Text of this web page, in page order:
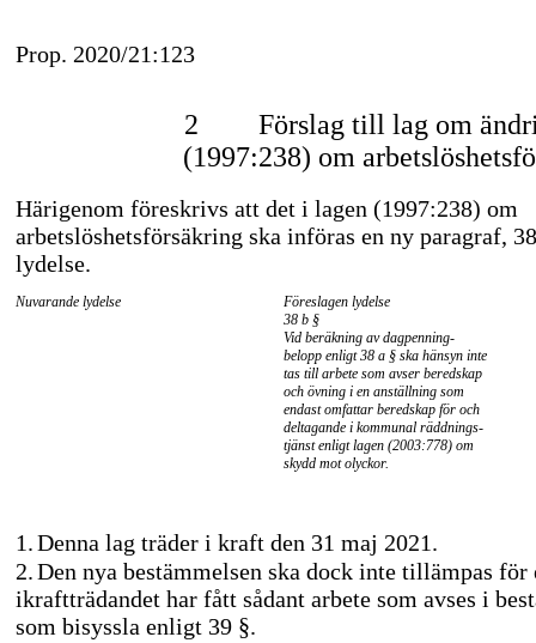
Prop. 2020/21:123
2
Förslag till lag om
(1997:238) om
Härigenom föreskrivs att det i lagen (1997:238) om
arbetslöshetsförsäkring ska införas en ny paragraf,
lydelse.
Nuvarande lydelse
Föreslagen lydelse
38 b §
Vid beräkning av dagpenning-
belopp enligt 38 a § ska hänsyn inte
tas till arbete som avser beredskap
och övning i en anställning som
endast omfattar beredskap för och
deltagande i kommunal räddnings-
tjänst enligt lagen (2003:778) om
skydd mot olyckor.
1.Denna lag träder i kraft den 31 maj 2021.
2.Den nya bestämmelsen ska dock inte tillämpas för
ikraftträdandet har fått sådant arbete som avses i
som bisyssla enligt 39 §.